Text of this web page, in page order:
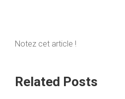
Notez cet article !
Related Posts